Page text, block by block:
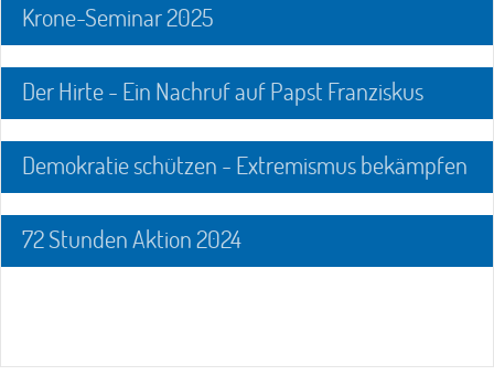
Krone-Seminar 2025
Der Hirte - Ein Nachruf auf Papst Franziskus
Demokratie schützen - Extremismus bekämpfen
72 Stunden Aktion 2024